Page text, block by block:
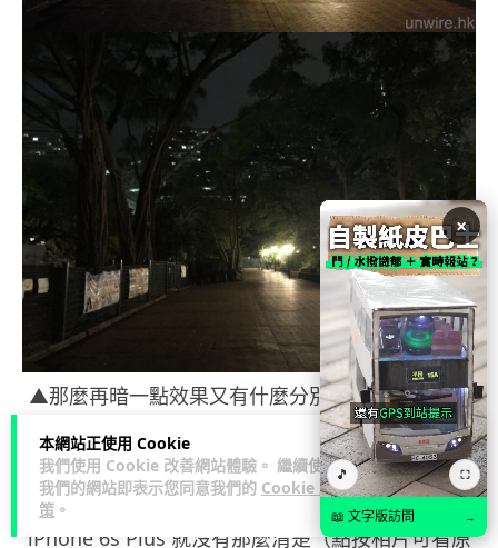
本網站正使用 Cookie
我們使用 Cookie 改善網站體驗。 繼續使用
我們的網站即表示您同意我們的 Cookie 政
策 。
▲那麼再暗一點效果又有什麼分別？上面第一張是
HTC 10 拍攝的，而第二張是 iPhone 6s Plus 拍攝
的，大家可見 HTC 10 亮度更光，令遠處的樹木細
位及近處左方的幾棵樹的樹幹細位都見到，而
iPhone 6s Plus 就沒有那麼清楚（點按相片可看原
×
🎵 ⛶
📖 文字版訪問 →